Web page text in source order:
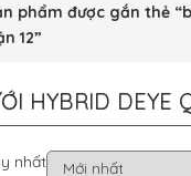
phẩm được gắn thẻ
12”
HYBRID DEYE
nhất